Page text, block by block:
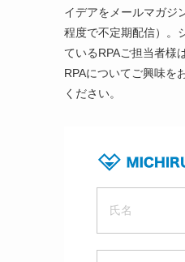
イデアをメールマガジ
程度で不定期配信）。
ているRPAご担当者様
RPAについてご興味を
ください。